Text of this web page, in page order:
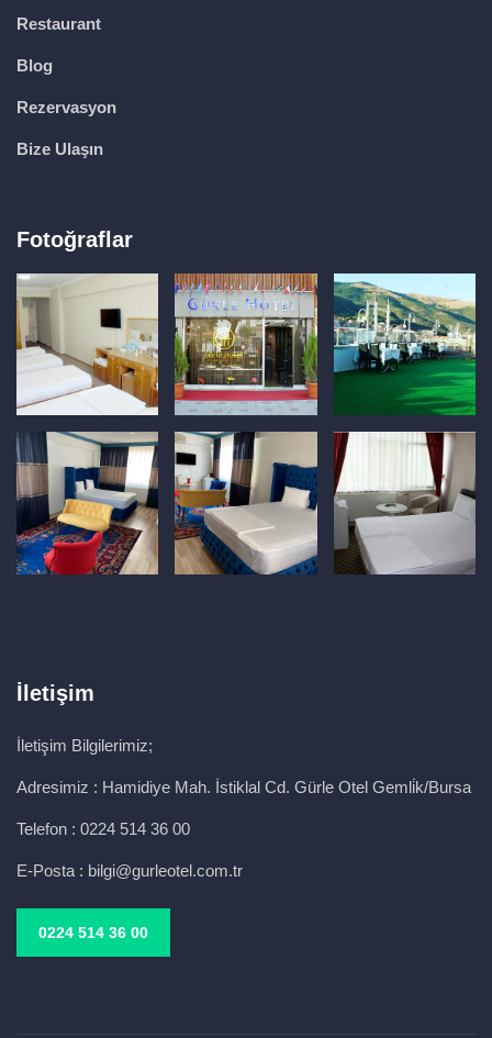
Restaurant
Blog
Rezervasyon
Bize Ulaşın
Fotoğraflar
İletişim
İletişim Bilgilerimiz;
Adresimiz : Hamidiye Mah. İstiklal Cd. Gürle Otel Gemli̇k/Bursa
Telefon : 0224 514 36 00
E-Posta : bilgi@gurleotel.com.tr
0224 514 36 00